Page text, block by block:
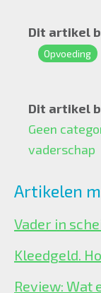
Dit artikel
Opvoeding
Dit artikel
Geen
vaderschap
Artikelen
Vader in
Kleedgeld.
Review: Wat